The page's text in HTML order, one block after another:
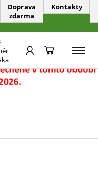
Doprava
zdarma
Kontakty
-